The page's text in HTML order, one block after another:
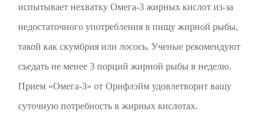
испытывает нехватку Омега-3 жирных кислот из-за
недостаточного употребления в пищу жирной рыбы,
такой как скумбрия или лосось. Ученые рекомендуют
съедать не менее 3 порций жирной рыбы в неделю.
Прием «Омега-3» от Орифлэйм удовлетворит вашу
суточную потребность в жирных кислотах.